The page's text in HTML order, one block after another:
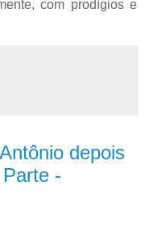
com prodígios e
depois
-